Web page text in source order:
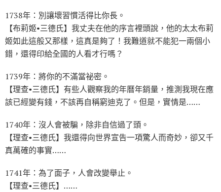
1738年：別讓壞習慣活得比你長。
【布莉姬•三德氏】我丈夫在他的序言裡頭說，他的太太布莉
姬如此這般又那樣，這真是夠了！我難道就不能犯一兩個小
錯，還得印給全國的人看才行嗎？
1739年：將你的不滿當祕密。
【理查•三德氏】有些人觀察我的年曆年銷量，推測我現在應
該已經變有錢，不該再自稱窮迪克了。但是，實情是……
1740年：沒人會被騙，除非自信過了頭。
【理查•三德氏】我還得向世界宣告一項驚人而奇妙，卻又千
真萬確的事實……
1741年：為了面子，人會改變舉止。
【理查•三德氏】……